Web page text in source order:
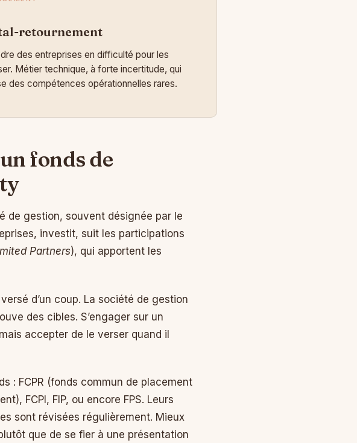
retournement
des entreprises en difficulté pour les
Métier technique, à forte incertitude, qui
des compétences opérationnelles rares.
fonds de
de gestion, souvent désignée par le
investit, suit les participations
Partners), qui apportent les
d’un coup. La société de gestion
des cibles. S’engager sur un
accepter de le verser quand il
: FCPR (fonds commun de placement
FCPI, FIP, ou encore FPS. Leurs
sont révisées régulièrement. Mieux
que de se fier à une présentation